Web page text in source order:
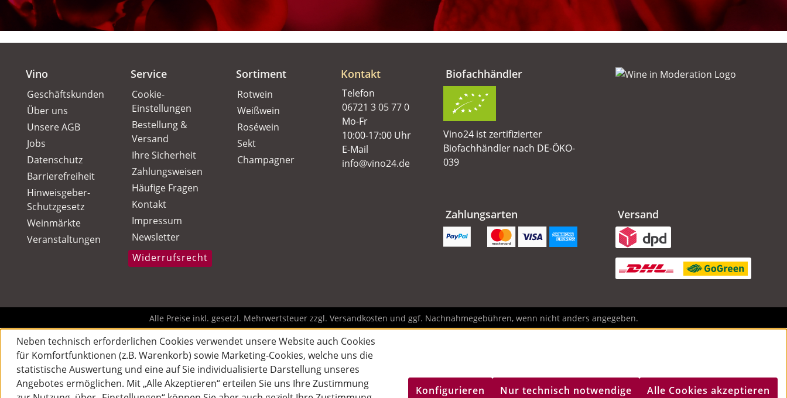
Vino
Geschäftskunden
Über uns
Unsere AGB
Jobs
Datenschutz
Barrierefreiheit
Hinweisgeber-
Schutzgesetz
Weinmärkte
Veranstaltungen
Service
Cookie-
Einstellungen
Bestellung &
Versand
Ihre Sicherheit
Zahlungsweisen
Häufige Fragen
Kontakt
Impressum
Newsletter
Widerrufsrecht
Sortiment
Rotwein
Weißwein
Roséwein
Sekt
Champagner
Kontakt
Telefon
06721 3 05 77 0
Mo-Fr
10:00-17:00 Uhr
E-Mail
info@vino24.de
Biofachhändler
Vino24 ist zertifizierter
Biofachhändler nach DE-ÖKO-
039
Zahlungsarten Versand
Alle Preise inkl. gesetzl. Mehrwertsteuer zzgl. Versandkosten und ggf. Nachnahmegebühren, wenn nicht anders angegeben.
Neben technisch erforderlichen Cookies verwendet unsere Website auch Cookies
für Komfortfunktionen (z.B. Warenkorb) sowie Marketing-Cookies, welche uns die
statistische Auswertung und eine auf Sie individualisierte Darstellung unseres
Angebotes ermöglichen. Mit „Alle Akzeptieren“ erteilen Sie uns Ihre Zustimmung
Nur technisch notwendige
Konfigurieren Alle Cookies akzeptieren